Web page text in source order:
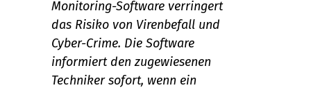
Monitoring-Software verringert
das Risiko von Virenbefall und
Cyber-Crime. Die Software
informiert den zugewiesenen
Techniker sofort, wenn ein